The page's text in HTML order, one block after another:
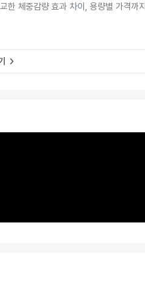
한 체중감량 효과 차이, 용량별 가격까지
keyboard_arrow_right